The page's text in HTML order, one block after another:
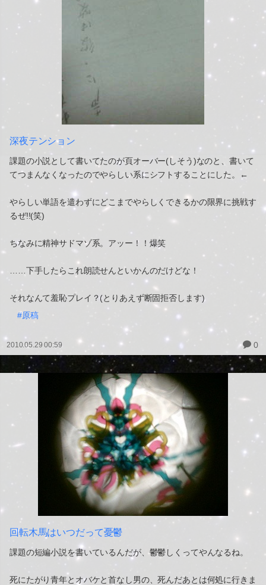
深夜テンション
課題の小説として書いてたのが頁オーバー(しそう)なのと、書いて
てつまんなくなったのでやらしい系にシフトすることにした。←
やらしい単語を遣わずにどこまでやらしくできるかの限界に挑戦す
るぜ!!(笑)
ちなみに精神サドマゾ系。アッー！！爆笑
……下手したらこれ朗読せんといかんのだけどな！
それなんて羞恥プレイ？(とりあえず断固拒否します)
#原稿
2010.05.29 00:59 0
回転木馬はいつだって憂鬱
課題の短編小説を書いているんだが、鬱鬱しくってやんなるね。
死にたがり青年とオバケと首なし男の、死んだあとは何処に行きま